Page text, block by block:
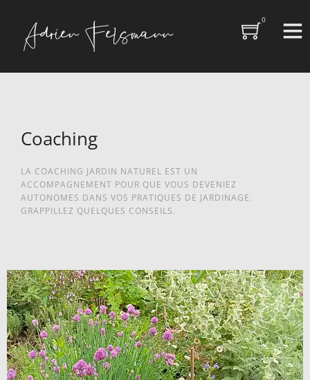
0
Coaching
LA COACHING JARDIN NATUREL EST UN
ACCOMPAGNEMENT POUR QUE VOUS DEVENIEZ
AUTONOMES DANS VOS PRATIQUES DE JARDINAGE.
GRAPPILLEZ QUELQUES CONSEILS.